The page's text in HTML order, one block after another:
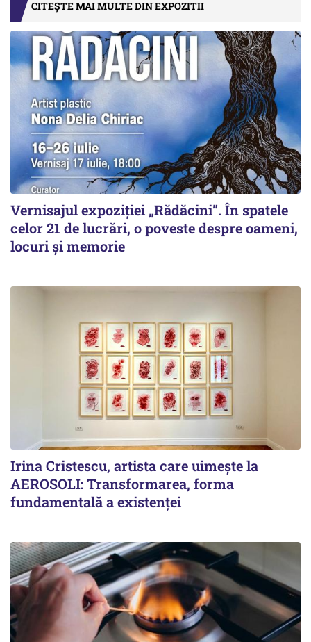
CITEȘTE MAI MULTE DIN EXPOZITII
Vernisajul expoziției „Rădăcini”. În spatele
celor 21 de lucrări, o poveste despre oameni,
locuri și memorie
Irina Cristescu, artista care uimește la
AEROSOLI: Transformarea, forma
fundamentală a existenței